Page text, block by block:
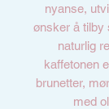
nyanse,
ønsker å tilby
naturlig
kaffetonen
brunetter,
med